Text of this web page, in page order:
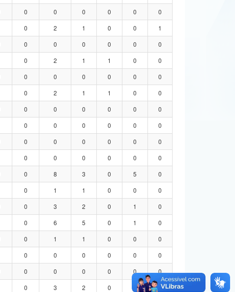
0 0 0 0 0
0
0 2 1 0 0
1
0 0 0 0 0
0
0 2 1 1 0
0
0 0 0 0 0
0
0 2 1 1 0
0
0 0 0 0 0
0
0 0 0 0 0
0
0 0 0 0 0
0
0 0 0 0 0
0
0 8 3 0 5
0
0 1 1 0 0
0
0 3 2 0 1
0
0 6 5 0 1
0
0 1 1 0 0
0
0 0 0 0 0
0
0 0 0 0 0
0
0 3 2 0
0